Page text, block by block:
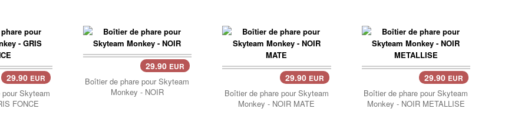
29.90 EUR
Skyteam
FONCE
29.90 EUR
Boîtier de phare pour Skyteam
Monkey - NOIR
29.90 EUR
Boîtier de phare pour Skyteam
Monkey - NOIR MATE
29.90 EUR
Boîtier de phare pour Skyteam
Monkey - NOIR METALLISE